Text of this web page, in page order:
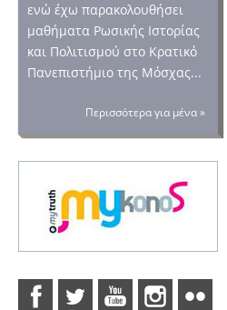
ενώ έχω παρακολουθήσει
μαθήματα Ρωσικής Ιστορίας
και Πολιτισμού στο Κρατικό
Πανεπιστήμιο της Μόσχας...
Περισσότερα για μένα »